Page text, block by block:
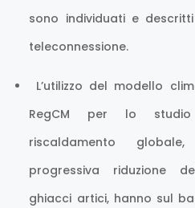
sono individuati e
teleconnessione.
L’utilizzo del modello
RegCM per lo
riscaldamento
progressiva riduzione
ghiacci artici, hanno sul